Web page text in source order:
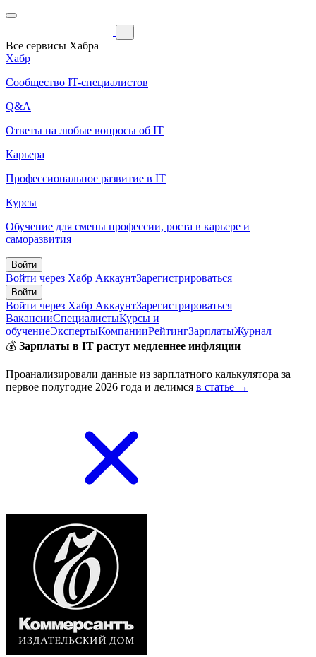
Все сервисы Хабра
Хабр
Сообщество IT-специалистов
Q&A
Ответы на любые вопросы об IT
Карьера
Профессиональное развитие в IT
Курсы
Обучение для смены профессии, роста в карьере и
саморазвития
Войти
Войти через Хабр АккаунтЗарегистрироваться
Войти
Войти через Хабр АккаунтЗарегистрироваться
ВакансииСпециалистыКурсы и
обучениеЭкспертыКомпанииРейтингЗарплатыЖурнал
💰 Зарплаты в IT растут медленнее инфляции
Проанализировали данные из зарплатного калькулятора за
первое полугодие 2026 года и делимся в статье →